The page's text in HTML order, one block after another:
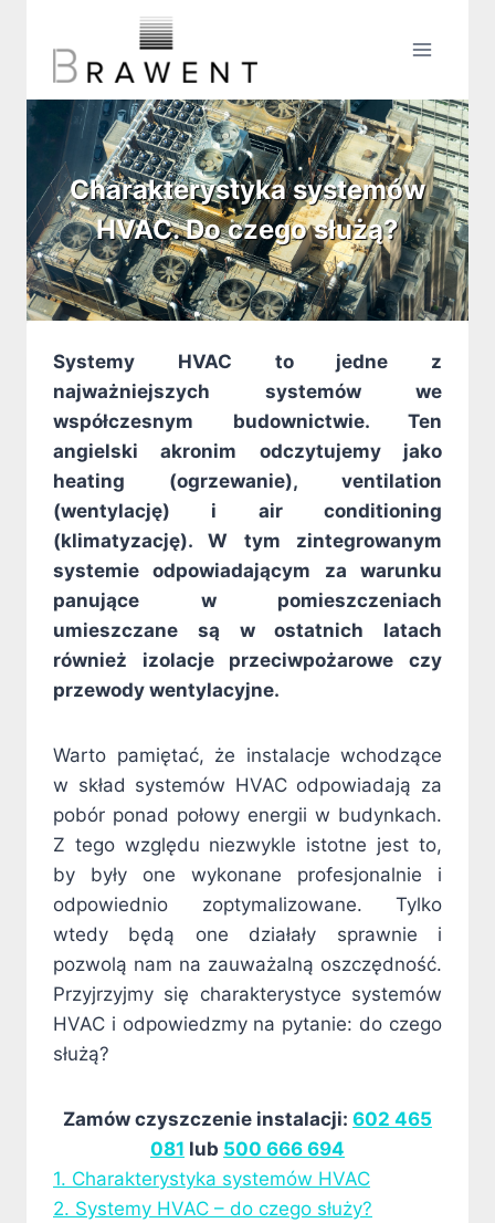
Charakterystyka systemów
HVAC. Do czego służą?
Systemy HVAC to jedne z
najważniejszych systemów we
współczesnym budownictwie. Ten
angielski akronim odczytujemy jako
heating (ogrzewanie), ventilation
(wentylację) i air conditioning
(klimatyzację). W tym zintegrowanym
systemie odpowiadającym za warunku
panujące w pomieszczeniach
umieszczane są w ostatnich latach
również izolacje przeciwpożarowe czy
przewody wentylacyjne.
Warto pamiętać, że instalacje wchodzące
w skład systemów HVAC odpowiadają za
pobór ponad połowy energii w budynkach.
Z tego względu niezwykle istotne jest to,
by były one wykonane profesjonalnie i
odpowiednio zoptymalizowane. Tylko
wtedy będą one działały sprawnie i
pozwolą nam na zauważalną oszczędność.
Przyjrzyjmy się charakterystyce systemów
HVAC i odpowiedzmy na pytanie: do czego
służą?
Zamów czyszczenie instalacji: 602 465
081 lub 500 666 694
1. Charakterystyka systemów HVAC
2. Systemy HVAC – do czego służy?